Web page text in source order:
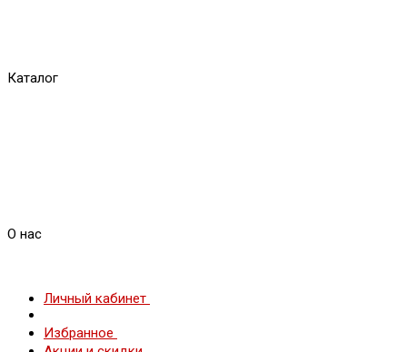
Каталог
О нас
Личный кабинет
Избранное